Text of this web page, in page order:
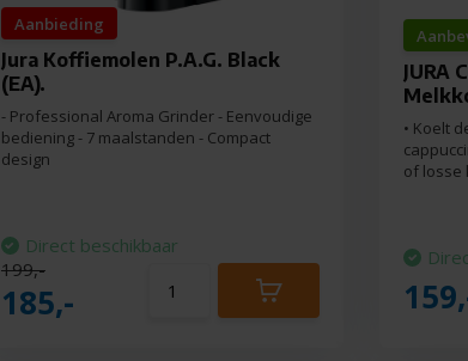
Aanbieding
Jura Koffiemolen P.A.G. Black
(EA).
- Professional Aroma Grinder - Eenvoudige
bediening - 7 maalstanden - Compact
design
Direct beschikbaar
199,-
185,-
JURA
• Koelt
of losse